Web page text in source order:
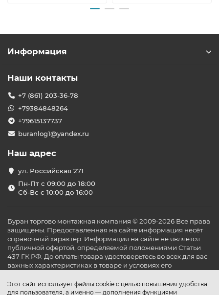
Этот сайт использует файлы cookie с целью повышения удобства
для пользователя, а именно — дополнения функциями
Информация
Наши контакты
+7 (861) 203-36-78
+79384848264
+79615137737
buranlog1@yandex.ru
Наш адрес
ул. Российская 271
Пн-Пт с 09:00 до 18:00
Сб-Вс с 10:00 до 16:00
Буран торгово монтажная компания © 2009-2026 Все права
защищены. Предоставленная на сайте информация несёт
справочный характер. Информация на сайте не является
публичной офертой, определяемой положениями Статьи
437 ГК РФ. До оплаты товара удостоверьтесь во всех для вас
важных характеристиках в товаре и условиях его